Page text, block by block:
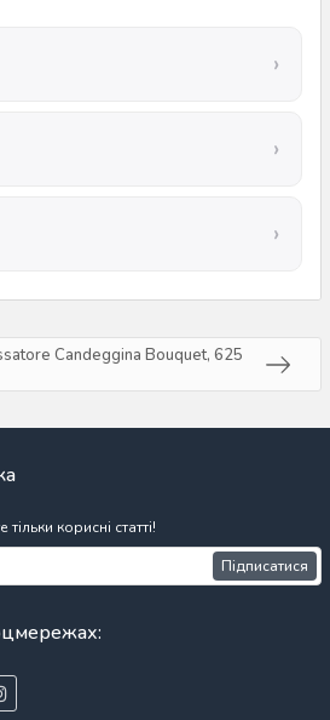
Candeggina Bouquet, 625
корисні статті!
Підписатися